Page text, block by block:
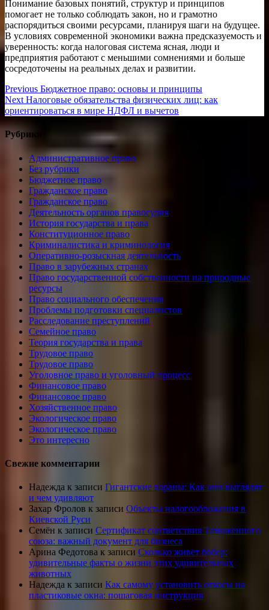
Понимание базовых понятий, структур и принципов
помогает не только соблюдать закон, но и грамотно
распорядиться своими ресурсами, планируя шаги на будущее.
В условиях современной экономики важна предсказуемость и
уверенность: когда налоговая система ясная, люди и
предприятия работают с меньшими сомнениями и больше
сосредоточены на реальных делах и развитии.
Навигация
по
записям
Previous Previous
post:
Бюджетное право: основы и принципы
Next Next
post:
Налоговые обязательства физических лиц: как
ориентироваться в мире НДФЛ и вычетов
Рубрики
Административное право
Без рубрики
Бюджетное право
Гражданское право
Гражданское право
Деятельность органов правосудия
История государства и права
Конституционное право
Криминалистика и криминология
Оперативно-розыскная деятельность
Право в зарубежных странах
Право государственной собственности на природные
ресурсы
Право социального обеспечения
Проблемы подготовки специалистов
Расследование преступлений
Семейное право
Теория государства и права
Трудовое право
Трудовое право
Уголовное право и уголовный процесс
Финансовое право
Финансовое право
Хозяйственное право
Экологическое право
Экологическое право
Это интересно
Свежие комментарии
Надежда к записи Гигантские вараны: Как они выглядят
и чем удивляют
Захар Фролов к записи Объекты налогообложения в
Киевской Руси
Семён к записи Сертификат соответствия Таможенного
союза: важный документ для бизнеса
Арина Федотова к записи Сколько живет бобер:
удивительные факты о жизни этих удивительных
животных
Надежда к записи Как самому установить откосы на
пластиковые окна: пошаговая инструкция